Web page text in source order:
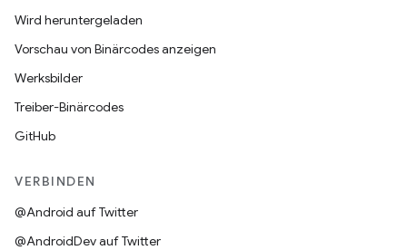
Wird heruntergeladen
Vorschau von Binärcodes anzeigen
Werksbilder
Treiber-Binärcodes
GitHub
VERBINDEN
@Android auf Twitter
@AndroidDev auf Twitter